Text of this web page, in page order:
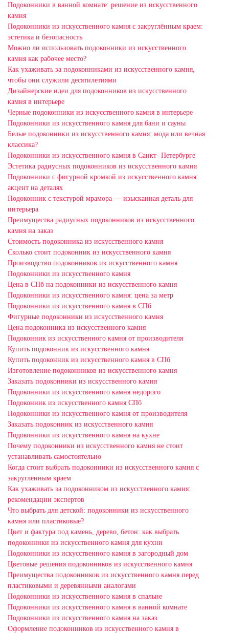
Подоконники в ванной комнате: решение из искусственного
камня
Подоконники из искусственного камня с закруглённым краем:
эстетика и безопасность
Можно ли использовать подоконники из искусственного
камня как рабочее место?
Как ухаживать за подоконниками из искусственного камня,
чтобы они служили десятилетиями
Дизайнерские идеи для подоконников из искусственного
камня в интерьере
Черные подоконники из искусственного камня в интерьере
Подоконники из искусственного камня для бани и сауны
Белые подоконники из искусственного камня: мода или вечная
классика?
Подоконники из искусственного камня в Санкт- Петербурге
Эстетика радиусных подоконников из искусственного камня
Подоконники с фигурной кромкой из искусственного камня:
акцент на деталях
Подоконник с текстурой мрамора — изысканная деталь для
интерьера
Преимущества радиусных подоконников из искусственного
камня на заказ
Стоимость подоконника из искусственного камня
Сколько стоит подоконник из искусственного камня
Производство подоконников из искусственного камня
Подоконники из искусственного камня
Цена в СПб на подоконники из искусственного камня
Подоконники из искусственного камня: цена за метр
Подоконники из искусственного камня в СПб
Фигурные подоконники из искусственного камня
Цена подоконника из искусственного камня
Подоконник из искусственного камня от производителя
Купить подоконник из искусственного камня
Купить подоконник из искусственного камня в СПб
Изготовление подоконников из искусственного камня
Заказать подоконники из искусственного камня
Подоконники из искусственного камня недорого
Подоконник из искусственного камня СПб
Подоконники из искусственного камня от производителя
Заказать подоконник из искусственного камня
Подоконники из искусственного камня на кухне
Почему подоконники из искусственного камня не стоит
устанавливать самостоятельно
Когда стоит выбрать подоконники из искусственного камня с
закруглённым краем
Как ухаживать за подоконником из искусственного камня:
рекомендации экспертов
Что выбрать для детской: подоконники из искусственного
камня или пластиковые?
Цвет и фактура под камень, дерево, бетон: как выбрать
подоконники из искусственного камня для кухни
Подоконники из искусственного камня в загородный дом
Цветовые решения подоконников из искусственного камня
Преимущества подоконников из искусственного камня перед
пластиковыми и деревянными аналогами
Подоконники из искусственного камня в спальне
Подоконники из искусственного камня в ванной комнате
Подоконники из искусственного камня на заказ
Оформление подоконников из искусственного камня в